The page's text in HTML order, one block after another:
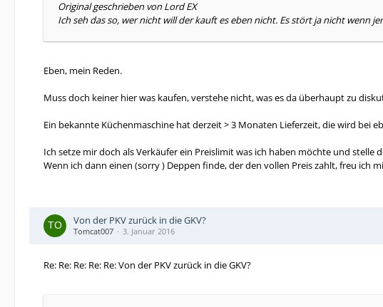
Original geschrieben von Lord EX
Ich seh das so, wer nicht will der kauft es eben nicht. Es stört ja nicht
Eben, mein Reden.
Muss doch keiner hier was kaufen, verstehe nicht, was es da überhaupt zu
Ein bekannte Küchenmaschine hat derzeit > 3 Monaten Lieferzeit, die wird bei
Ich setze mir doch als Verkäufer ein Preislimit was ich haben möchte und
Wenn ich dann einen (sorry ) Deppen finde, der den vollen Preis zahlt, freu ich
Von der PKV zurück in die GKV?
Tomcat007 3. Januar 2016
Re: Re: Re: Re: Re: Von der PKV zurück in die GKV?